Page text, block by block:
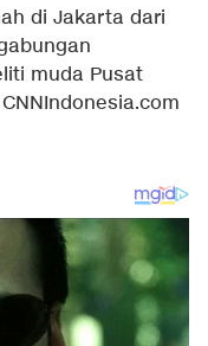
di Jakarta dari
muda Pusat